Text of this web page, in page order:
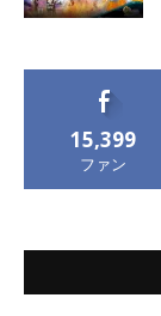
15,399
ファン